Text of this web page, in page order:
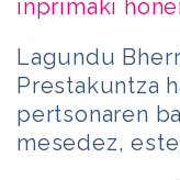
inprimaki
Lagundu
Prestakuntza
pertsonaren
mesedez,